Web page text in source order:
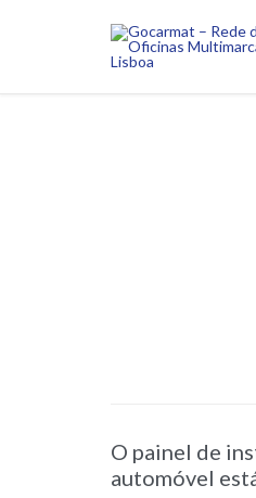
O painel de
automóvel